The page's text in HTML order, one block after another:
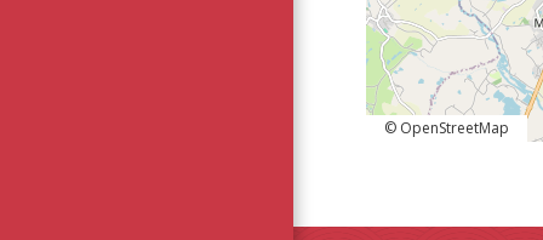
© OpenStreetMap